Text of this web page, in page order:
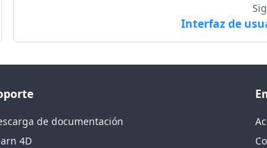
Interfaz de
de documentación
4D